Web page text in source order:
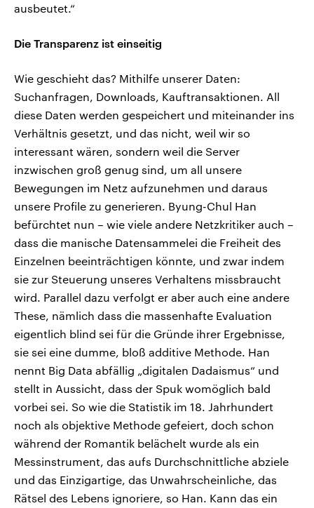
ausbeutet.“
Die Transparenz ist einseitig
Wie geschieht das? Mithilfe unserer Daten:
Suchanfragen, Downloads, Kauftransaktionen. All
diese Daten werden gespeichert und miteinander ins
Verhältnis gesetzt, und das nicht, weil wir so
interessant wären, sondern weil die Server
inzwischen groß genug sind, um all unsere
Bewegungen im Netz aufzunehmen und daraus
unsere Profile zu generieren. Byung-Chul Han
befürchtet nun – wie viele andere Netzkritiker auch –
dass die manische Datensammelei die Freiheit des
Einzelnen beeinträchtigen könnte, und zwar indem
sie zur Steuerung unseres Verhaltens missbraucht
wird. Parallel dazu verfolgt er aber auch eine andere
These, nämlich dass die massenhafte Evaluation
eigentlich blind sei für die Gründe ihrer Ergebnisse,
sie sei eine dumme, bloß additive Methode. Han
nennt Big Data abfällig „digitalen Dadaismus“ und
stellt in Aussicht, dass der Spuk womöglich bald
vorbei sei. So wie die Statistik im 18. Jahrhundert
noch als objektive Methode gefeiert, doch schon
während der Romantik belächelt wurde als ein
Messinstrument, das aufs Durchschnittliche abziele
und das Einzigartige, das Unwahrscheinliche, das
Rätsel des Lebens ignoriere, so Han. Kann das ein